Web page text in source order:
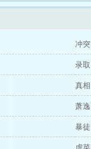
冲突
录取
真相
萧逸
暴徒